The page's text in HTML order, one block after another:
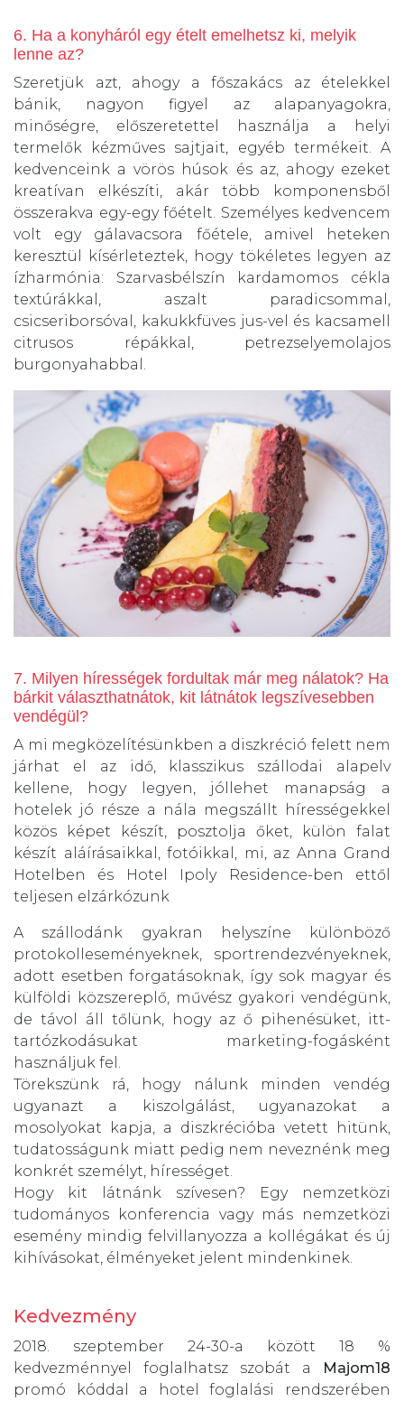
6. Ha a konyháról egy ételt emelhetsz ki, melyik
lenne az?
Szeretjük azt, ahogy a főszakács az ételekkel
bánik, nagyon figyel az alapanyagokra,
minőségre, előszeretettel használja a helyi
termelők kézműves sajtjait, egyéb termékeit. A
kedvenceink a vörös húsok és az, ahogy ezeket
kreatívan elkészíti, akár több komponensből
összerakva egy-egy főételt. Személyes kedvencem
volt egy gálavacsora főétele, amivel heteken
keresztül kísérleteztek, hogy tökéletes legyen az
ízharmónia: Szarvasbélszín kardamomos cékla
textúrákkal, aszalt paradicsommal,
csicseriborsóval, kakukkfüves jus-vel és kacsamell
citrusos répákkal, petrezselyemolajos
burgonyahabbal.
7. Milyen hírességek fordultak már meg nálatok? Ha
bárkit választhatnátok, kit látnátok legszívesebben
vendégül?
A mi megközelítésünkben a diszkréció felett nem
járhat el az idő, klasszikus szállodai alapelv
kellene, hogy legyen, jóllehet manapság a
hotelek jó része a nála megszállt hírességekkel
közös képet készít, posztolja őket, külön falat
készít aláírásaikkal, fotóikkal, mi, az Anna Grand
Hotelben és Hotel Ipoly Residence-ben ettől
teljesen elzárkózunk
A szállodánk gyakran helyszíne különböző
protokolleseményeknek, sportrendezvényeknek,
adott esetben forgatásoknak, így sok magyar és
külföldi közszereplő, művész gyakori vendégünk,
de távol áll tőlünk, hogy az ő pihenésüket, itt-
tartózkodásukat marketing-fogásként
használjuk fel.
Törekszünk rá, hogy nálunk minden vendég
ugyanazt a kiszolgálást, ugyanazokat a
mosolyokat kapja, a diszkrécióba vetett hitünk,
tudatosságunk miatt pedig nem neveznénk meg
konkrét személyt, hírességet.
Hogy kit látnánk szívesen? Egy nemzetközi
tudományos konferencia vagy más nemzetközi
esemény mindig felvillanyozza a kollégákat és új
kihívásokat, élményeket jelent mindenkinek.
Kedvezmény
2018. szeptember 24-30-a között 18 %
kedvezménnyel foglalhatsz szobát a
Majom18
promó kóddal a hotel foglalási rendszerében